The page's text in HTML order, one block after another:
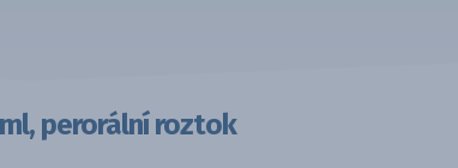
perorální roztok